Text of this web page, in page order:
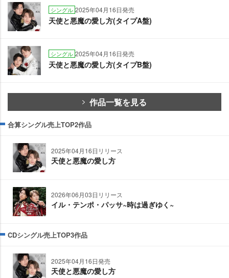
シングル 2025年04月16日発売
天使と悪魔の愛し方(タイプA盤)
シングル 2025年04月16日発売
天使と悪魔の愛し方(タイプB盤)
作品一覧を見る
合算シングル売上TOP2作品
2025年04月16日リリース
天使と悪魔の愛し方
2026年06月03日リリース
イル・テンポ・パッサ~時は過ぎゆく~
CDシングル売上TOP3作品
2025年04月16日発売
天使と悪魔の愛し方